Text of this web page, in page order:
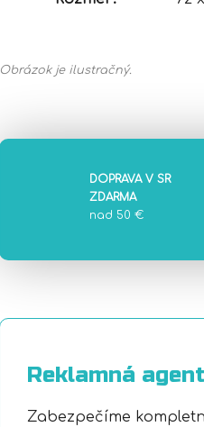
Obrázok je ilustračný.
DOPRAVA V SR
ZDARMA
nad 50 €
Reklamná
Zabezpečíme